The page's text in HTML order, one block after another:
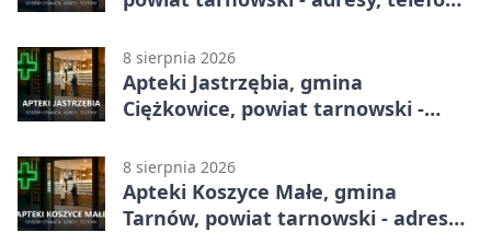
8 sierpnia 2026
Apteki Jastrzębia, gmina
Ciężkowice, powiat tarnowski -
8 sierpnia 2026
Apteki Koszyce Małe, gmina
Tarnów, powiat tarnowski - adresy,